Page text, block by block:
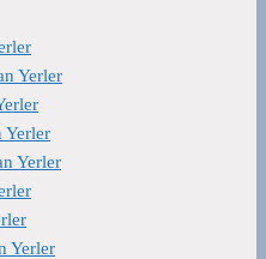
Yerler
Yerler
Yerler
Yerler